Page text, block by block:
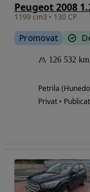
Peugeot 2008
1199 cm3 • 130 CP
Promovat
126 532 km
Petrila
Privat • Publicat